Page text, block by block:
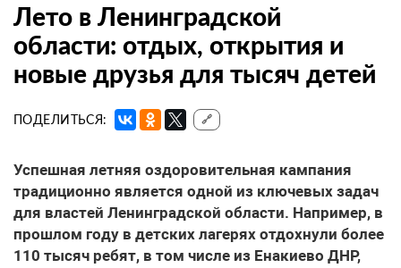
Лето в Ленинградской
области: отдых, открытия и
новые друзья для тысяч детей
ПОДЕЛИТЬСЯ: 🔗
Успешная летняя оздоровительная кампания
традиционно является одной из ключевых задач
для властей Ленинградской области. Например, в
прошлом году в детских лагерях отдохнули более
110 тысяч ребят, в том числе из Енакиево ДНР,